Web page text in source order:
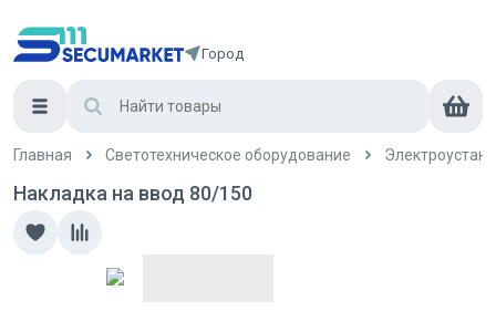
Город
Главная Светотехническое оборудование
Накладка на ввод 80/150